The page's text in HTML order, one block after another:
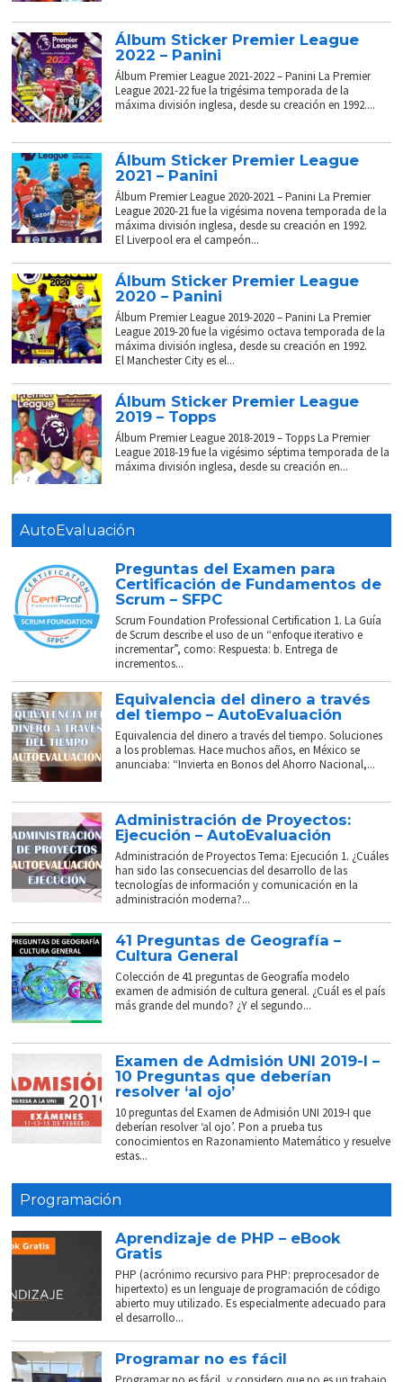
Álbum Sticker Premier League
2022 – Panini
Álbum Premier League 2021-2022 – Panini La Premier
League 2021-22 fue la trigésima temporada de la
máxima división inglesa, desde su creación en 1992....
Álbum Sticker Premier League
2021 – Panini
Álbum Premier League 2020-2021 – Panini La Premier
League 2020-21 fue la vigésima novena temporada de la
máxima división inglesa, desde su creación en 1992.
El Liverpool era el campeón...
Álbum Sticker Premier League
2020 – Panini
Álbum Premier League 2019-2020 – Panini La Premier
League 2019-20 fue la vigésimo octava temporada de la
máxima división inglesa, desde su creación en 1992.
El Manchester City es el...
Álbum Sticker Premier League
2019 – Topps
Álbum Premier League 2018-2019 – Topps La Premier
League 2018-19 fue la vigésimo séptima temporada de la
máxima división inglesa, desde su creación en...
AutoEvaluación
Preguntas del Examen para
Certificación de Fundamentos de
Scrum – SFPC
Scrum Foundation Professional Certification 1. La Guía
de Scrum describe el uso de un “enfoque iterativo e
incrementar”, como: Respuesta: b. Entrega de
incrementos...
Equivalencia del dinero a través
del tiempo – AutoEvaluación
Equivalencia del dinero a través del tiempo. Soluciones
a los problemas. Hace muchos años, en México se
anunciaba: “Invierta en Bonos del Ahorro Nacional,...
Administración de Proyectos:
Ejecución – AutoEvaluación
Administración de Proyectos Tema: Ejecución 1. ¿Cuáles
han sido las consecuencias del desarrollo de las
tecnologías de información y comunicación en la
administración moderna?...
41 Preguntas de Geografía –
Cultura General
Colección de 41 preguntas de Geografía modelo
examen de admisión de cultura general. ¿Cuál es el país
más grande del mundo? ¿Y el segundo...
Examen de Admisión UNI 2019-I –
10 Preguntas que deberían
resolver ‘al ojo’
10 preguntas del Examen de Admisión UNI 2019-I que
deberían resolver ‘al ojo’. Pon a prueba tus
conocimientos en Razonamiento Matemático y resuelve
estas...
Programación
Aprendizaje de PHP – eBook
Gratis
PHP (acrónimo recursivo para PHP: preprocesador de
hipertexto) es un lenguaje de programación de código
abierto muy utilizado. Es especialmente adecuado para
el desarrollo...
Programar no es fácil